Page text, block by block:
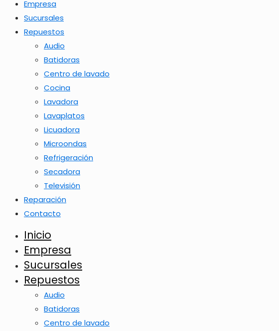
Empresa
Sucursales
Repuestos
Audio
Batidoras
Centro de lavado
Cocina
Lavadora
Lavaplatos
Licuadora
Microondas
Refrigeración
Secadora
Televisión
Reparación
Contacto
Inicio
Empresa
Sucursales
Repuestos
Audio
Batidoras
Centro de lavado